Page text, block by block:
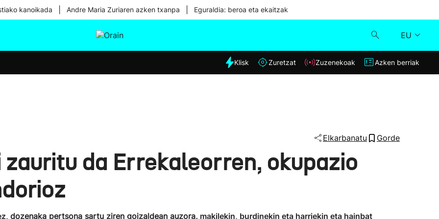
kanoikada Andre Maria Zuriaren azken txanpa Eguraldia: beroa eta ekaitzak
EU
Eguraldia
Klisk
Klisk Zuretzat Zuzenekoak Azken berriak
Elkarbanatu Gorde
da Errekaleorren, okupazio
dozenaka pertsona sartu ziren goizaldean auzora, makilekin, burdinekin eta harriekin eta hainbat